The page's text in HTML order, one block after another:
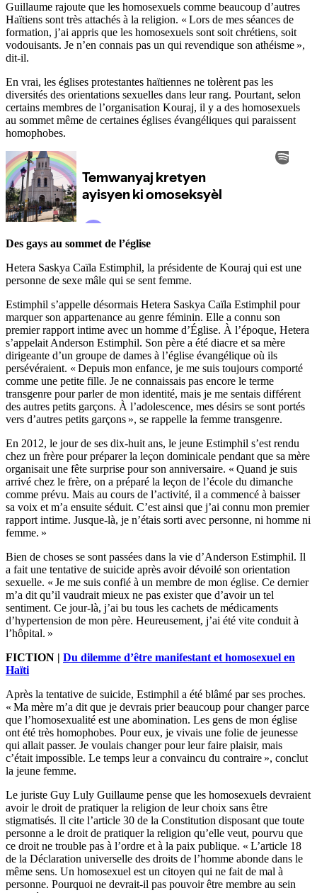
Guillaume rajoute que les homosexuels comme beaucoup d’autres
Haïtiens sont très attachés à la religion. « Lors de mes séances de
formation, j’ai appris que les homosexuels sont soit chrétiens, soit
vodouisants. Je n’en connais pas un qui revendique son athéisme »,
dit-il.
En vrai, les églises protestantes haïtiennes ne tolèrent pas les
diversités des orientations sexuelles dans leur rang. Pourtant, selon
certains membres de l’organisation Kouraj, il y a des homosexuels
au sommet même de certaines églises évangéliques qui paraissent
homophobes.
Des gays au sommet de l’église
Hetera Saskya Caïla Estimphil, la présidente de Kouraj qui est une
personne de sexe mâle qui se sent femme.
Estimphil s’appelle désormais Hetera Saskya Caïla Estimphil pour
marquer son appartenance au genre féminin. Elle a connu son
premier rapport intime avec un homme d’Église. À l’époque, Hetera
s’appelait Anderson Estimphil. Son père a été diacre et sa mère
dirigeante d’un groupe de dames à l’église évangélique où ils
persévéraient. « Depuis mon enfance, je me suis toujours comporté
comme une petite fille. Je ne connaissais pas encore le terme
transgenre pour parler de mon identité, mais je me sentais différent
des autres petits garçons. À l’adolescence, mes désirs se sont portés
vers d’autres petits garçons », se rappelle la femme transgenre.
En 2012, le jour de ses dix-huit ans, le jeune Estimphil s’est rendu
chez un frère pour préparer la leçon dominicale pendant que sa mère
organisait une fête surprise pour son anniversaire. « Quand je suis
arrivé chez le frère, on a préparé la leçon de l’école du dimanche
comme prévu. Mais au cours de l’activité, il a commencé à baisser
sa voix et m’a ensuite séduit. C’est ainsi que j’ai connu mon premier
rapport intime. Jusque-là, je n’étais sorti avec personne, ni homme ni
femme. »
Bien de choses se sont passées dans la vie d’Anderson Estimphil. Il
a fait une tentative de suicide après avoir dévoilé son orientation
sexuelle. « Je me suis confié à un membre de mon église. Ce dernier
m’a dit qu’il vaudrait mieux ne pas exister que d’avoir un tel
sentiment. Ce jour-là, j’ai bu tous les cachets de médicaments
d’hypertension de mon père. Heureusement, j’ai été vite conduit à
l’hôpital. »
FICTION | Du dilemme d’être manifestant et homosexuel en
Haïti
Après la tentative de suicide, Estimphil a été blâmé par ses proches.
« Ma mère m’a dit que je devrais prier beaucoup pour changer parce
que l’homosexualité est une abomination. Les gens de mon église
ont été très homophobes. Pour eux, je vivais une folie de jeunesse
qui allait passer. Je voulais changer pour leur faire plaisir, mais
c’était impossible. Le temps leur a convaincu du contraire », conclut
la jeune femme.
Le juriste Guy Luly Guillaume pense que les homosexuels devraient
avoir le droit de pratiquer la religion de leur choix sans être
stigmatisés. Il cite l’article 30 de la Constitution disposant que toute
personne a le droit de pratiquer la religion qu’elle veut, pourvu que
ce droit ne trouble pas à l’ordre et à la paix publique. « L’article 18
de la Déclaration universelle des droits de l’homme abonde dans le
même sens. Un homosexuel est un citoyen qui ne fait de mal à
personne. Pourquoi ne devrait-il pas pouvoir être membre au sein